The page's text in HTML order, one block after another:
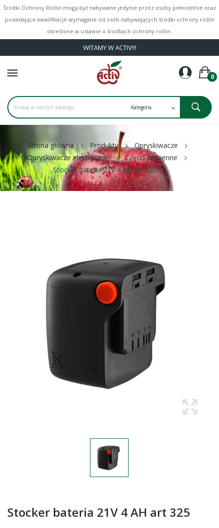
Środki Ochrony Roślin mogą być nabywane jedynie przez osoby pełnoletnie oraz
posiadające kwalifikacje wymagane od osób nabywających środki ochrony roślin
określone w ustawie o środkach ochrony roślin.
WITAMY W ACTIV!!!
0
Strona główna Produkty
Opryskiwacze
Opryskiwacze elektryczne
Części zamienne
Stocker bateria 21V 4 AH art 325
Stocker bateria 21V 4 AH art 325